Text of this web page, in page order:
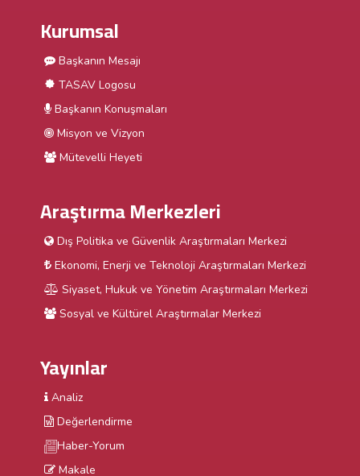
Kurumsal
Başkanın Mesajı
TASAV Logosu
Başkanın Konuşmaları
Misyon ve Vizyon
Mütevelli Heyeti
Araştırma Merkezleri
Dış Politika ve Güvenlik Araştırmaları Merkezi
Ekonomi, Enerji ve Teknoloji Araştırmaları Merkezi
Siyaset, Hukuk ve Yönetim Araştırmaları Merkezi
Sosyal ve Kültürel Araştırmalar Merkezi
Yayınlar
Analiz
Değerlendirme
Haber-Yorum
Makale